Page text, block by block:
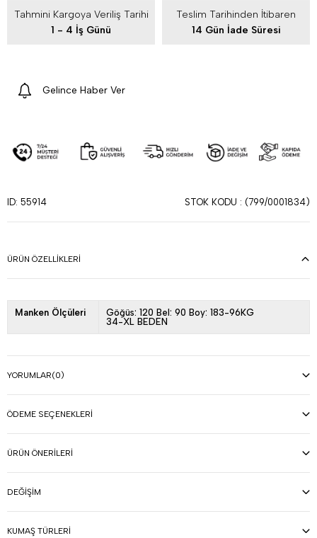
Tahmini Kargoya Veriliş Tarihi
1 - 4 İş Günü
Teslim Tarihinden İtibaren
14 Gün İade Süresi
Gelince Haber Ver
ID: 55914 STOK KODU (799/0001834)
ÜRÜN ÖZELLIKLERI
Manken Ölçüleri
Göğüs: 120 Bel: 90 Boy: 183-96KG
34-XL BEDEN
YORUMLAR(0)
ÖDEME SEÇENEKLERI
ÜRÜN ÖNERILERI
DEĞIŞIM
KUMAŞ TÜRLERI